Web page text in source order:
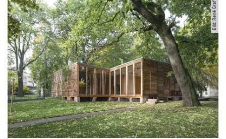
Bild: René Graf